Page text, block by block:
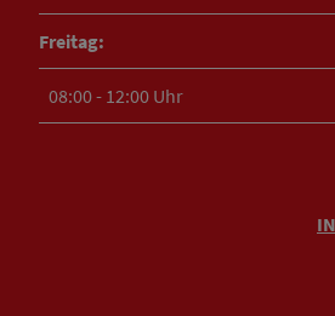
Freitag:
08:00 - 12:00 Uhr